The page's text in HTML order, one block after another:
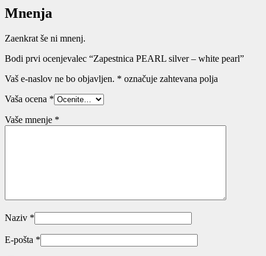
Mnenja
Zaenkrat še ni mnenj.
Bodi prvi ocenjevalec “Zapestnica PEARL silver – white pearl”
Vaš e-naslov ne bo objavljen. * označuje zahtevana polja
Vaša ocena *
Vaše mnenje *
Naziv *
E-pošta *